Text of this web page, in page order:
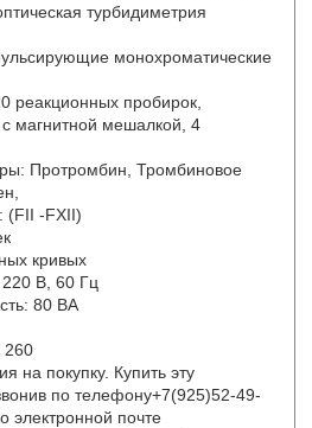
турбидиметрия
монохроматические
реакционных пробирок,
магнитной мешалкой, 4
Протромбин, Тромбиновое
(FII -FXII)
кривых
В, 60 Гц
80 ВА
260
на покупку. Купить эту
по телефону+7(925)52-49-
электронной почте